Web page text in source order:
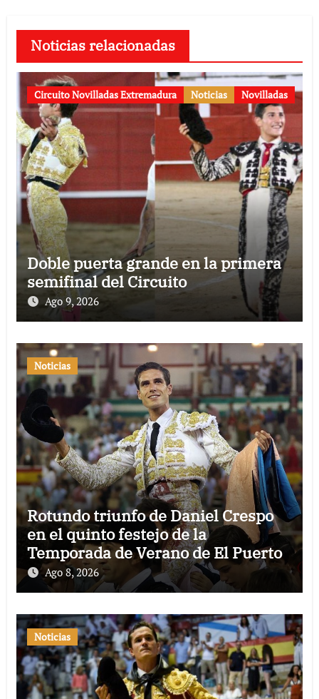
Noticias relacionadas
Circuito Novilladas Extremadura Noticias Novilladas
Doble puerta grande en la primera
semifinal del Circuito
Ago 9, 2026
Noticias
Rotundo triunfo de Daniel Crespo
en el quinto festejo de la
Temporada de Verano de El Puerto
Ago 8, 2026
Noticias